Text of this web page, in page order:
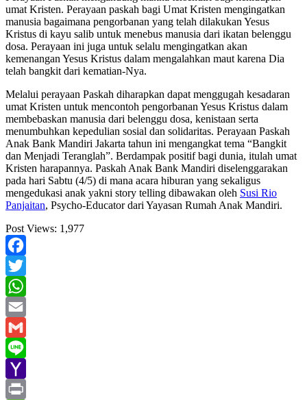
umat Kristen. Perayaan paskah bagi Umat Kristen mengingatkan
manusia bagaimana pengorbanan yang telah dilakukan Yesus
Kristus di kayu salib untuk menebus manusia dari ikatan belenggu
dosa. Perayaan ini juga untuk selalu mengingatkan akan
kemenangan Yesus Kristus dalam mengalahkan maut karena Dia
telah bangkit dari kematian-Nya.
Melalui perayaan Paskah diharapkan dapat menggugah kesadaran
umat Kristen untuk mencontoh pengorbanan Yesus Kristus dalam
membebaskan manusia dari belenggu dosa, kenistaan serta
menumbuhkan kepedulian sosial dan solidaritas. Perayaan Paskah
Anak Bank Mandiri Jakarta tahun ini mengangkat tema “Bangkit
dan Menjadi Teranglah”. Berdampak positif bagi dunia, itulah umat
Kristen harapannya. Paskah Anak Bank Mandiri diselenggarakan
pada hari Sabtu (4/5) di mana acara hiburan yang sekaligus
mengedukasi anak yakni story telling dibawakan oleh Susi Rio
Panjaitan, Psycho-Educator dari Yayasan Rumah Anak Mandiri.
Post Views: 1,977
Facebook
Twitter
WhatsApp
Email
Gmail
Line
Yahoo